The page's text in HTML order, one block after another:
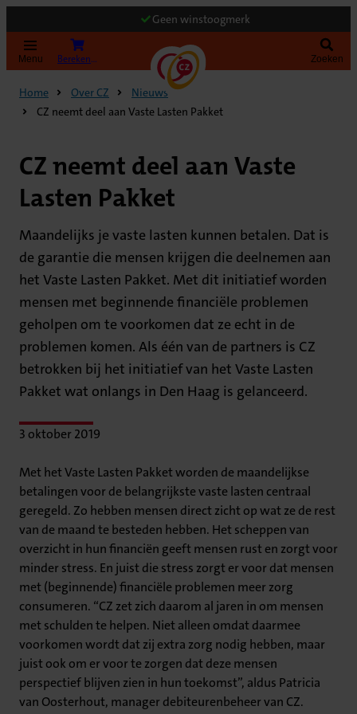
Geen winstoogmerk
Menu Bereken uw premie Zoeken
Home Over CZ
Nieuws
CZ neemt deel aan Vaste Lasten Pakket
CZ neemt deel aan Vaste
Lasten Pakket
Maandelijks je vaste lasten kunnen betalen. Dat is
de garantie die mensen krijgen die deelnemen aan
het Vaste Lasten Pakket. Met dit initiatief worden
mensen met beginnende financiële problemen
geholpen om te voorkomen dat ze echt in de
problemen komen. Als één van de partners is CZ
betrokken bij het initiatief van het Vaste Lasten
Pakket wat onlangs in Den Haag is gelanceerd.
3 oktober 2019
Met het Vaste Lasten Pakket worden de maandelijkse
betalingen voor de belangrijkste vaste lasten centraal
geregeld. Zo hebben mensen direct zicht op wat ze de rest
van de maand te besteden hebben. Het scheppen van
overzicht in hun financiën geeft mensen rust en zorgt voor
minder stress. En juist die stress zorgt er voor dat mensen
met (beginnende) financiële problemen meer zorg
consumeren. “CZ zet zich daarom al jaren in om mensen
met schulden te helpen. Niet alleen omdat daarmee
voorkomen wordt dat zij extra zorg nodig hebben, maar
juist ook om er voor te zorgen dat deze mensen
perspectief blijven zien in hun toekomst”, aldus Patricia
van Oosterhout, manager debiteurenbeheer van CZ.